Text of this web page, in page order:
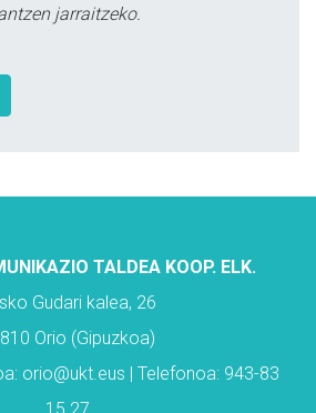
jarraitzeko.
TALDEA KOOP. ELK.
Gudari kalea, 26
Orio (Gipuzkoa)
orio@ukt.eus | Telefonoa: 943-83